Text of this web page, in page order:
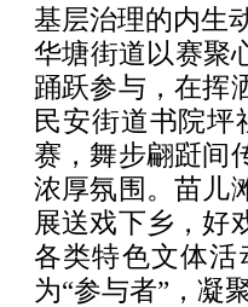
基层治理的内生
华塘街道以赛聚
踊跃参与，在挥
民安街道书院坪
赛，舞步翩跹间
浓厚氛围。苗儿
展送戏下乡，好
各类特色文体活
为“参与者”，凝